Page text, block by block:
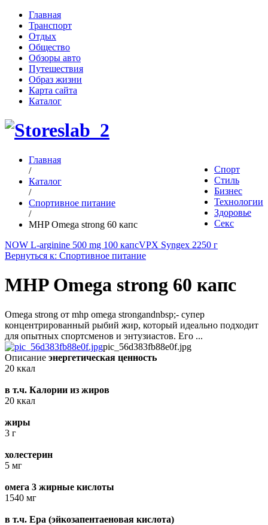
Главная
Транспорт
Отдых
Общество
Обзоры авто
Путешествия
Образ жизни
Карта сайта
Каталог
Спорт
Стиль
Бизнес
Технологии
Здоровье
Секс
Главная
/
Каталог
/
Спортивное питание
/
MHP Omega strong 60 капс
NOW L-arginine 500 mg 100 капсVPX Syngex 2250 г
Вернуться к: Спортивное питание
MHP Omega strong 60 капс
Omega strong от mhp omega strongandnbsp;- супер
концентрированный рыбий жир, который идеально подходит
для опытных спортсменов и энтузиастов. Его ...
pic_56d383fb88e0f.jpg
Описание энергетическая ценность
20 ккал
в т.ч. Калории из жиров
20 ккал
жиры
3 г
холестерин
5 мг
омега 3 жирные кислоты
1540 мг
в т.ч. Epa (эйкозапентаеновая кислота)